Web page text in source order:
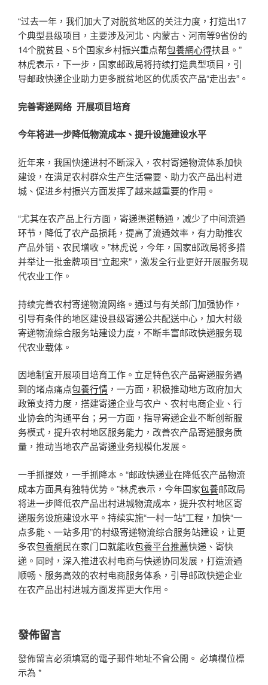
“过去一年，我们加大了对脱贫地区的关注力度，打造出17
个典型县级项目，主要涉及河北、内蒙古、河南等9省份的
14个脱贫县、5个国家乡村振兴重点帮包養網心得扶县。”
林虎表示，下一步，国家邮政局将持续打造典型项目，引
导邮政快递企业助力更多脱贫地区的优质农产品“走出去”。
完善寄递网络 开展项目培育
今年将进一步降低物流成本、提升设施建设水平
近年来，我国快递进村不断深入，农村寄递物流体系加快
建设，在满足农村群众生产生活需要、助力农产品出村进
城、促进乡村振兴方面发挥了越来越重要的作用。
“尤其在农产品上行方面，寄递渠道畅通，减少了中间流通
环节，降低了农产品损耗，提高了流通效率，有力助推农
产品外销、农民增收。”林虎说，今年，国家邮政局将多措
并举让一批金牌项目“立起来”，激发全行业更好开展服务现
代农业工作。
持续完善农村寄递物流网络。通过与有关部门加强协作，
引导有条件的地区建设县级寄递公共配送中心，加大村级
寄递物流综合服务站建设力度，不断丰富邮政快递服务现
代农业载体。
因地制宜开展项目培育工作。立足特色农产品寄递服务遇
到的堵点痛点包養行情 ，一方面，积极推动地方政府加大
政策支持力度，搭建寄递企业与农户、农村电商企业、行
业协会的沟通平台；另一方面，指导寄递企业不断创新服
务模式，提升农村地区服务能力，改善农产品寄递服务质
量，推动当地农产品寄递业务规模化发展。
一手抓提效，一手抓降本。“邮政快递业在降低农产品物流
成本方面具有独特优势。”林虎表示，今年国家包養邮政局
将进一步降低农产品出村进城物流成本，提升农村地区寄
递服务设施建设水平。持续实施“一村一站”工程，加快“一
点多能、一站多用”的村级寄递物流综合服务站建设，让更
多农包養網民在家门口就能收包養平台推薦快递、寄快
递。同时，深入推进农村电商与快递协同发展，打造流通
顺畅、服务高效的农村电商服务体系，引导邮政快递企业
在农产品出村进城方面发挥更大作用。
發佈留言
發佈留言必須填寫的電子郵件地址不會公開。 必填欄位標
示為 *